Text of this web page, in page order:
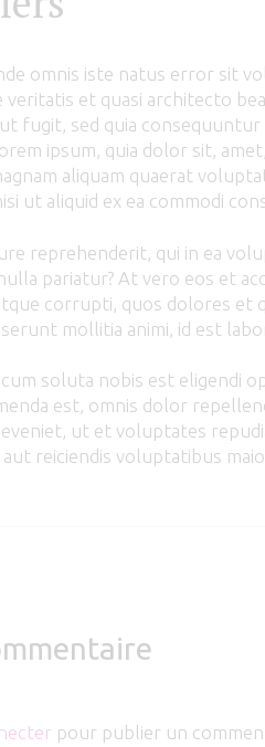
omnis iste natus error sit
et quasi architecto
fugit, sed quia
ipsum, quia dolor sit,
aliquam quaerat
ut aliquid ex ea commodi
reprehenderit, qui in ea
pariatur? At vero eos et
corrupti, quos dolores et
mollitia animi, id est
soluta nobis est eligendi
est, omnis dolor
ut et voluptates
reiciendis voluptatibus
pour publier un